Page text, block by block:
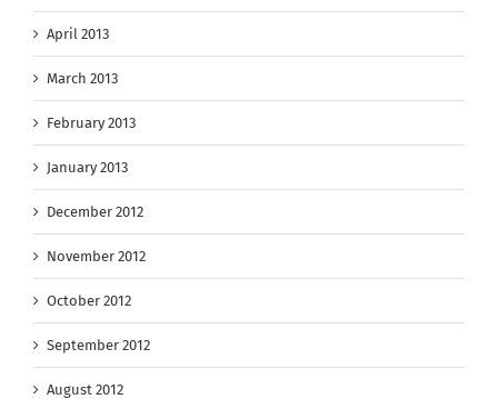
April 2013
March 2013
February 2013
January 2013
December 2012
November 2012
October 2012
September 2012
August 2012